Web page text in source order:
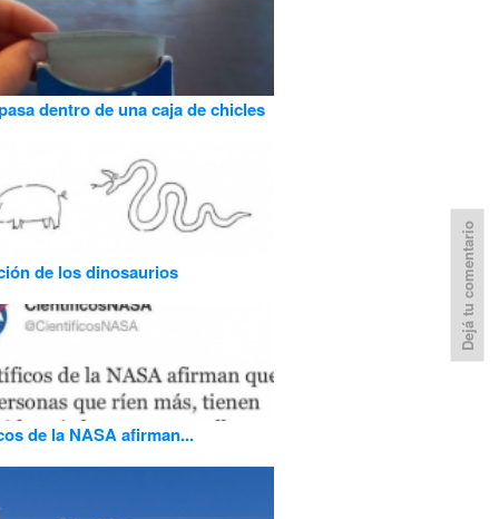
dentro de una caja de chicles
de los dinosaurios
de la NASA afirman...
Dejá tu comentario